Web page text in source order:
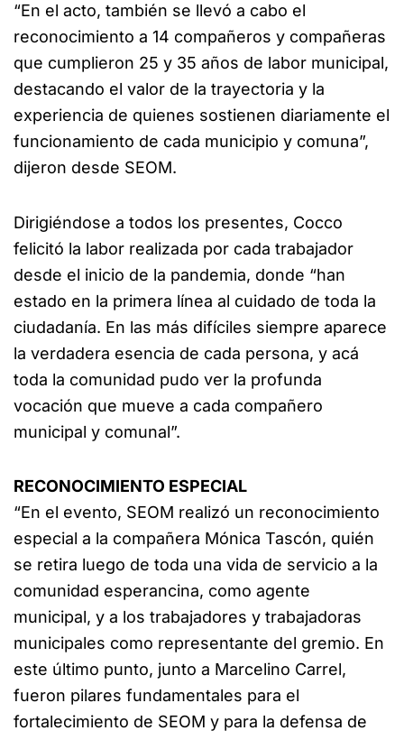
“En el acto, también se llevó a cabo el
reconocimiento a 14 compañeros y compañeras
que cumplieron 25 y 35 años de labor municipal,
destacando el valor de la trayectoria y la
experiencia de quienes sostienen diariamente el
funcionamiento de cada municipio y comuna”,
dijeron desde SEOM.
Dirigiéndose a todos los presentes, Cocco
felicitó la labor realizada por cada trabajador
desde el inicio de la pandemia, donde “han
estado en la primera línea al cuidado de toda la
ciudadanía. En las más difíciles siempre aparece
la verdadera esencia de cada persona, y acá
toda la comunidad pudo ver la profunda
vocación que mueve a cada compañero
municipal y comunal”.
RECONOCIMIENTO ESPECIAL
“En el evento, SEOM realizó un reconocimiento
especial a la compañera Mónica Tascón, quién
se retira luego de toda una vida de servicio a la
comunidad esperancina, como agente
municipal, y a los trabajadores y trabajadoras
municipales como representante del gremio. En
este último punto, junto a Marcelino Carrel,
fueron pilares fundamentales para el
fortalecimiento de SEOM y para la defensa de